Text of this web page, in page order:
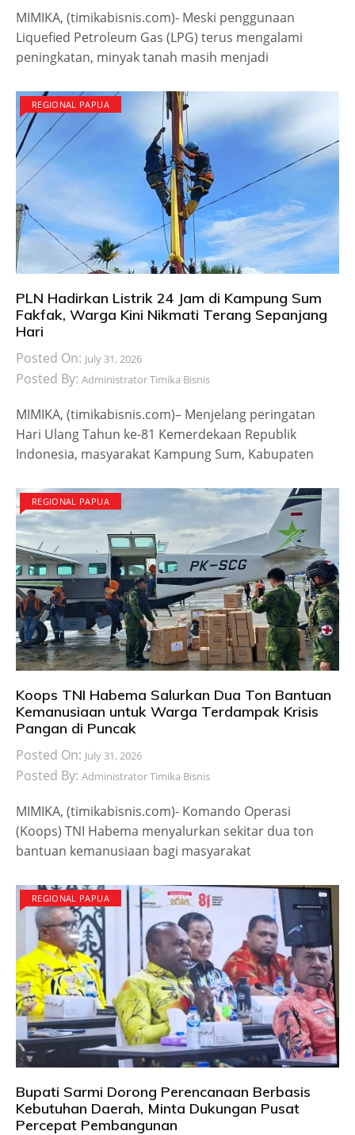
MIMIKA, (timikabisnis.com)- Meski penggunaan
Liquefied Petroleum Gas (LPG) terus mengalami
peningkatan, minyak tanah masih menjadi
REGIONAL PAPUA
PLN Hadirkan Listrik 24 Jam di Kampung Sum
Fakfak, Warga Kini Nikmati Terang Sepanjang
Hari
Posted On: July 31, 2026
Posted By: Administrator Timika Bisnis
MIMIKA, (timikabisnis.com)– Menjelang peringatan
Hari Ulang Tahun ke-81 Kemerdekaan Republik
Indonesia, masyarakat Kampung Sum, Kabupaten
REGIONAL PAPUA
Koops TNI Habema Salurkan Dua Ton Bantuan
Kemanusiaan untuk Warga Terdampak Krisis
Pangan di Puncak
Posted On: July 31, 2026
Posted By: Administrator Timika Bisnis
MIMIKA, (timikabisnis.com)- Komando Operasi
(Koops) TNI Habema menyalurkan sekitar dua ton
bantuan kemanusiaan bagi masyarakat
REGIONAL PAPUA
Bupati Sarmi Dorong Perencanaan Berbasis
Kebutuhan Daerah, Minta Dukungan Pusat
Percepat Pembangunan